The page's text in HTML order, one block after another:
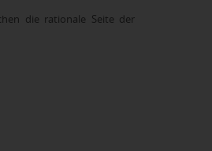
die rationale Seite der